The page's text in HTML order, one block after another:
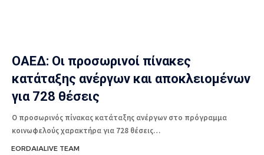
ΟΑΕΔ: Οι προσωρινοί πίνακες
κατάταξης ανέργων και αποκλειομένων
για 728 θέσεις
Ο προσωρινός πίνακας κατάταξης ανέργων στο πρόγραμμα
κοινωφελούς χαρακτήρα για 728 θέσεις…
EORDAIALIVE TEAM